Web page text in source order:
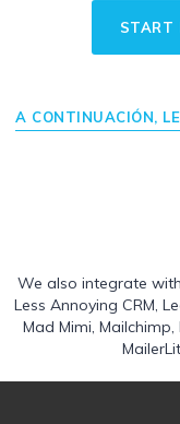
START
A CONTINUACIÓN,
We also integrate with
Less Annoying CRM,
Mad Mimi, Mailchimp,